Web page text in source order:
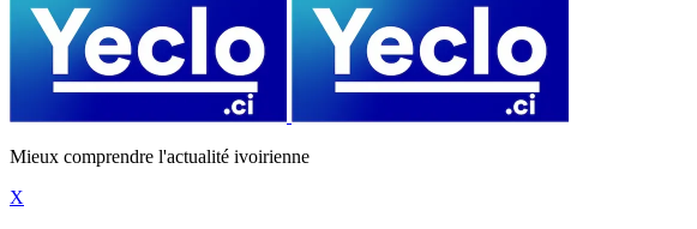
Mieux comprendre l'actualité ivoirienne
X